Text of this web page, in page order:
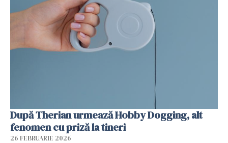
După Therian urmează Hobby Dogging, alt
fenomen cu priză la tineri
26 FEBRUARIE 2026